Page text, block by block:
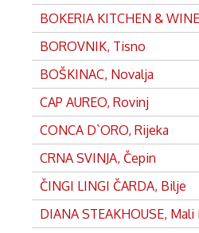
BOKERIA KITCHEN &
BOROVNIK, Tisno
BOŠKINAC, Novalja
CAP AUREO, Rovinj
CONCA D`ORO, Rijeka
CRNA SVINJA, Čepin
ČINGI LINGI ČARDA, Bilje
DIANA STEAKHOUSE, Mali